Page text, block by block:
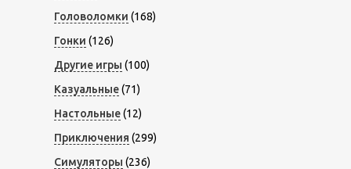
Головоломки (168)
Гонки (126)
Другие игры (100)
Казуальные(71)
Настольные(12)
Приключения (299)
Симуляторы (236)